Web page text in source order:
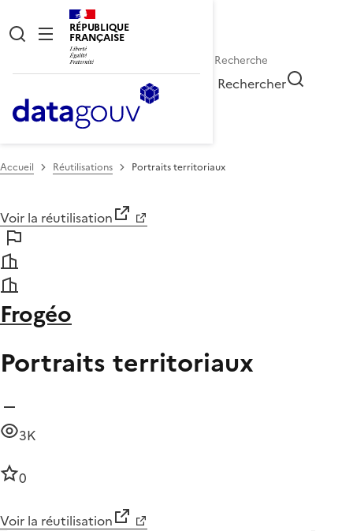
RÉPUBLIQUE
FRANÇAISE
Rechercher
Accueil Réutilisations Portraits territoriaux
Voir la réutilisation
Frogéo
Portraits territoriaux
3K
0
Voir la réutilisation